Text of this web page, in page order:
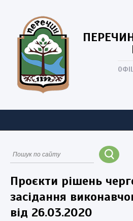
Проєкти рішень
засідання
від 26.03.2020